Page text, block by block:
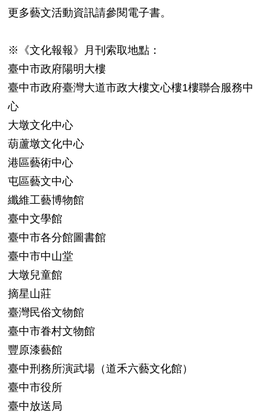
更多藝文活動資訊請參閱電子書。
※《文化報報》月刊索取地點：
臺中市政府陽明大樓
臺中市政府臺灣大道市政大樓文心樓1樓聯合服務中
心
大墩文化中心
葫蘆墩文化中心
港區藝術中心
屯區藝文中心
纖維工藝博物館
臺中文學館
臺中市各分館圖書館
臺中市中山堂
大墩兒童館
摘星山莊
臺灣民俗文物館
臺中市眷村文物館
豐原漆藝館
臺中刑務所演武場（道禾六藝文化館）
臺中市役所
臺中放送局